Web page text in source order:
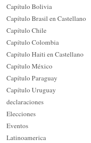
Capítulo Bolivia
Capítulo Brasil en Castellano
Capítulo Chile
Capítulo Colombia
Capítulo Haiti en Castellano
Capítulo México
Capítulo Paraguay
Capítulo Uruguay
declaraciones
Elecciones
Eventos
Latinoamerica